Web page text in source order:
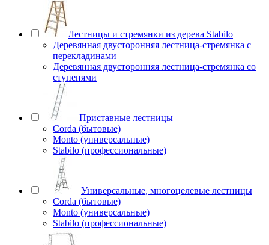
Лестницы и стремянки из дерева Stabilo
Деревянная двусторонняя лестница-стремянка с
перекладинами
Деревянная двусторонняя лестница-стремянка со
ступенями
Приставные лестницы
Corda (бытовые)
Monto (универсальные)
Stabilo (профессиональные)
Универсальные, многоцелевые лестницы
Corda (бытовые)
Monto (универсальные)
Stabilo (профессиональные)